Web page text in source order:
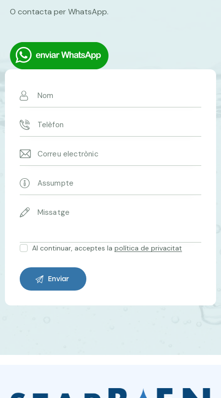
O contacta per WhatsApp.
Al continuar, acceptes lapolítica de privacitat